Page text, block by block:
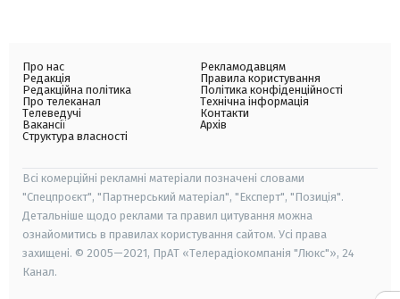
Про нас
Редакція
Редакційна політика
Про телеканал
Телеведучі
Вакансії
Структура власності
Рекламодавцям
Правила користування
Політика конфіденційності
Технічна інформація
Контакти
Архів
Всі комерційні рекламні матеріали позначені словами
"Спецпроєкт", "Партнерський матеріал", "Експерт", "Позиція".
Детальніше щодо реклами та правил цитування можна
ознайомитись в правилах користування сайтом. Усі права
захищені. © 2005—2021, ПрАТ «Телерадіокомпанія "Люкс"», 24
Канал.